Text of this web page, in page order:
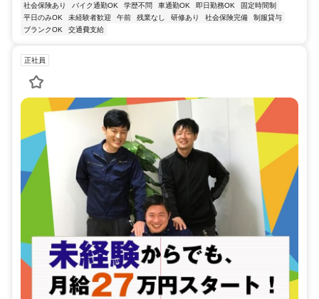
社会保険あり
バイク通勤OK 学歴不問 車通勤OK 即日勤務OK
固定時間制
平日のみOK
未経験者歓迎 午前 残業なし 研修あり 社会保険完備
制服貸与
ブランクOK
交通費支給
正社員